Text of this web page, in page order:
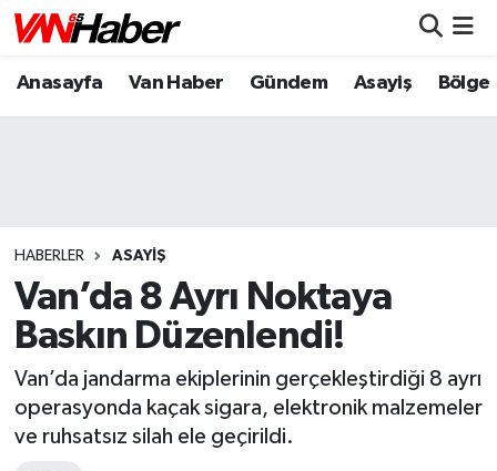
Anasayfa Van Haber Gündem Asayiş Bölge
HABERLER ASAYIŞ
Van’da 8 Ayrı Noktaya
Baskın Düzenlendi!
Van’da jandarma ekiplerinin gerçekleştirdiği 8 ayrı
operasyonda kaçak sigara, elektronik malzemeler
ve ruhsatsız silah ele geçirildi.
Nöbetçi Eczaneler
Puan Durumu ve Fikstür
Tüm Manşetler
Son Dakika Haberleri
Haber Arşivi